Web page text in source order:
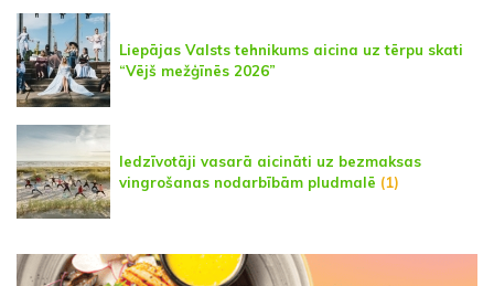
Liepājas Valsts tehnikums aicina uz tērpu skati
“Vējš mežģīnēs 2026”
Iedzīvotāji vasarā aicināti uz bezmaksas
vingrošanas nodarbībām pludmalē (1)